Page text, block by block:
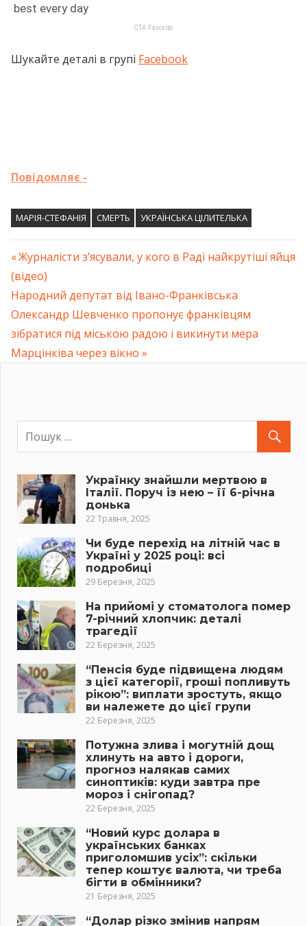
Шукайте деталі в групі Facebook
Повідомляє -
МАРІЯ-СТЕФАНІЯ СМЕРТЬ УКРАЇНСЬКА ЦІЛИТЕЛЬКА
Навігація
записів
Previous
Post:
Журналісти з’ясували, у кого в Раді найкрутіші яйця
(відео)
Next
Post:
Народний депутат від Івано-Франківська
Олександр Шевченко пропонує франківцям
зібратися під міською радою і викинути мера
Марцінківа через вікно
Українку знайшли мертвою в
Італії. Поруч із нею – її 6-річна
донька
22 Травня, 2025
Чи буде перехід на літній час в
Україні у 2025 році: всі
подробиці
29 Березня, 2025
На прийомі у стоматолога помер
7-річний хлопчик: деталі
трагедії
22 Березня, 2025
“Пенсія буде підвищена людям
з цієї категорії, гроші попливуть
рікою”: виплати зростуть, якщо
ви належете до цієї групи
22 Березня, 2025
Потужна злива і могутній дощ
хлинуть на авто і дороги,
прогноз налякав самих
синоптиків: куди завтра пре
мороз і снігопад?
22 Березня, 2025
“Новий курс долара в
українських банках
приголомшив усіх”: скільки
тепер коштує валюта, чи треба
бігти в обмінники?
21 Березня, 2025
“Долар різко змінив напрям